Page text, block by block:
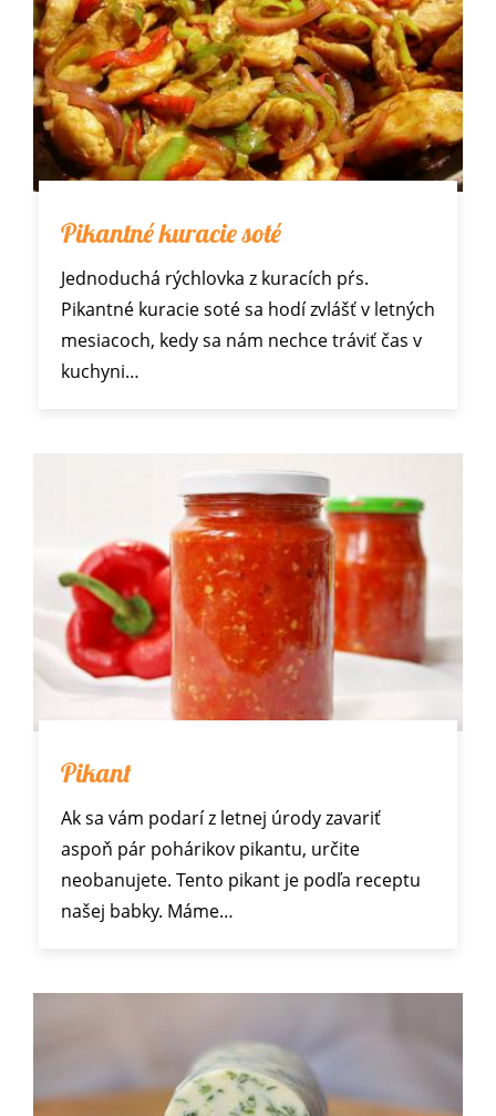
Pikantné kuracie soté
Jednoduchá rýchlovka z kuracích pŕs.
Pikantné kuracie soté sa hodí zvlášť v letných
mesiacoch, kedy sa nám nechce tráviť čas v
kuchyni…
Pikant
Ak sa vám podarí z letnej úrody zavariť
aspoň pár pohárikov pikantu, určite
neobanujete. Tento pikant je podľa receptu
našej babky. Máme…